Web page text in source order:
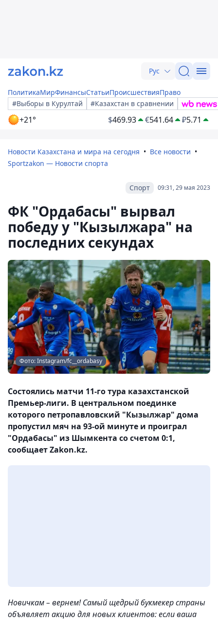
Рус
ПолитикаМирФинансыСтатьиПроисшествияПраво
#Выборы в Курултай
#Казахстан в сравнении
+21° $469.93 €541.64 ₽5.71
Новости Казахстана и мира на сегодня
Все новости
Sportzakon — Новости спорта
09:31, 29 мая 2023
Спорт
ФК "Ордабасы" вырвал
победу у "Кызылжара" на
последних секундах
Фото: Instagram/fc__ordabasy
Состоялись матчи 11-го тура казахстанской
Премьер-лиги. В центральном поединке
которого петропавловский "Кызылжар" дома
пропустил мяч на 93-ой минуте и проиграл
"Ордабасы" из Шымкента со счетом 0:1,
сообщает Zakon.kz.
Новичкам – вернем! Самый щедрый букмекер страны
объявляет акцию для новых клиентов: если ваша